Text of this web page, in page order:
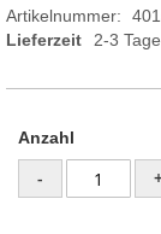
Artikelnummer
Lieferzeit
2-3 Tage
Anzahl
-